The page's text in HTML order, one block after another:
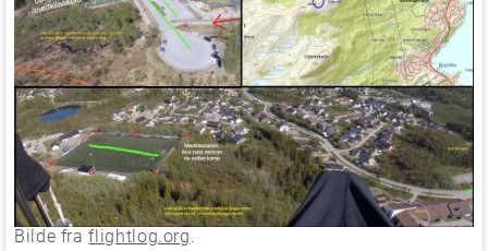
Bilde fraflightlog.org.